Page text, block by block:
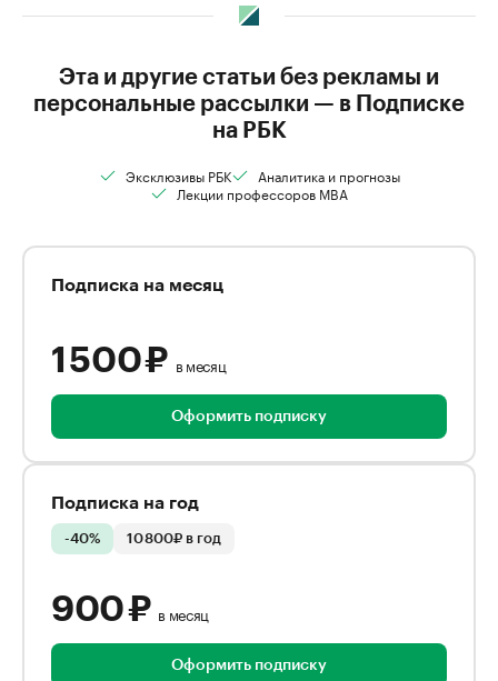
Эта и другие статьи без рекламы и
персональные рассылки — в Подписке
на РБК
Эксклюзивы РБК
Аналитика и прогнозы
Лекции профессоров MBA
Подписка на месяц
1 500 ₽ в месяц
Оформить подписку
Подписка на год
-40% 10 800₽ в год
900 ₽ в месяц
Оформить подписку